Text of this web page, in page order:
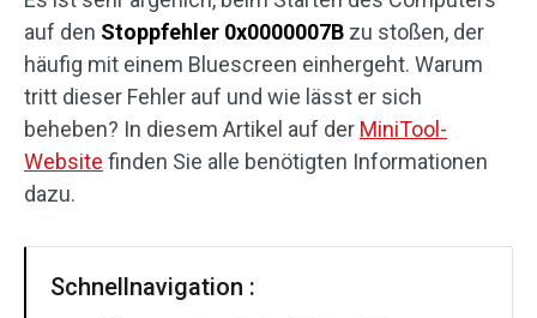
auf den Stoppfehler 0x0000007B zu stoßen, der
häufig mit einem Bluescreen einhergeht. Warum
tritt dieser Fehler auf und wie lässt er sich
beheben? In diesem Artikel auf der MiniTool-
Website finden Sie alle benötigten Informationen
dazu.
Schnellnavigation :